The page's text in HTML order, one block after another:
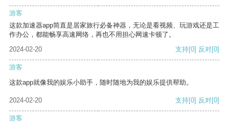
游客
这款加速器app简直是居家旅行必备神器，无论是看视频、玩游戏还是工
作办公，都能畅享高速网络，再也不用担心网速卡顿了。
2024-02-20
支持[0] 反对[0]
游客
这款app就像我的娱乐小助手，随时随地为我的娱乐提供帮助。
2024-02-20 支持[0] 反对[0]
游客